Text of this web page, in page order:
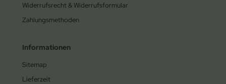
Widerrufsrecht & Widerrufsformular
Zahlungsmethoden
Informationen
Sitemap
Lieferzeit